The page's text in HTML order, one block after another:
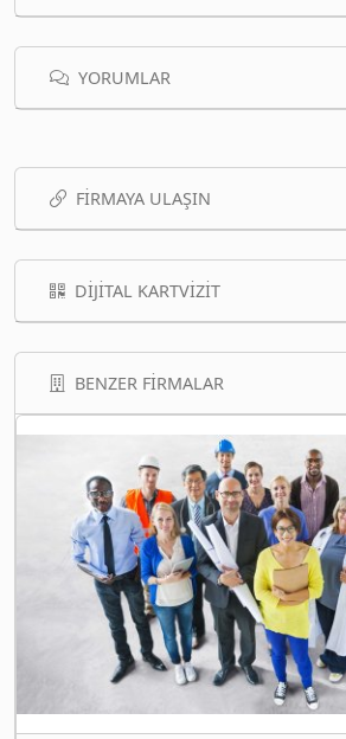
YORUMLAR
FIRMAYA ULAŞIN
DIJITAL KARTVIZIT
BENZER FIRMALAR